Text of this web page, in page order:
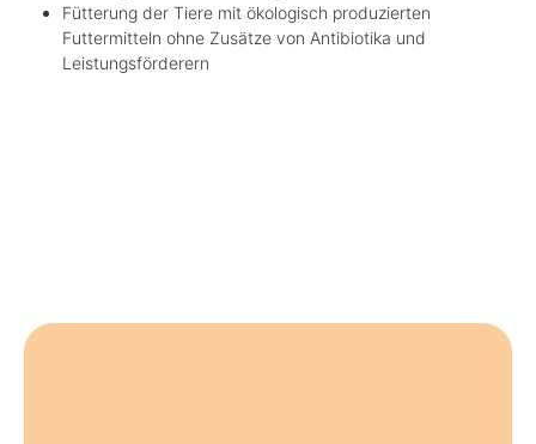
Fütterung der Tiere mit ökologisch produzierten
Futtermitteln ohne Zusätze von Antibiotika und
Leistungsförderern